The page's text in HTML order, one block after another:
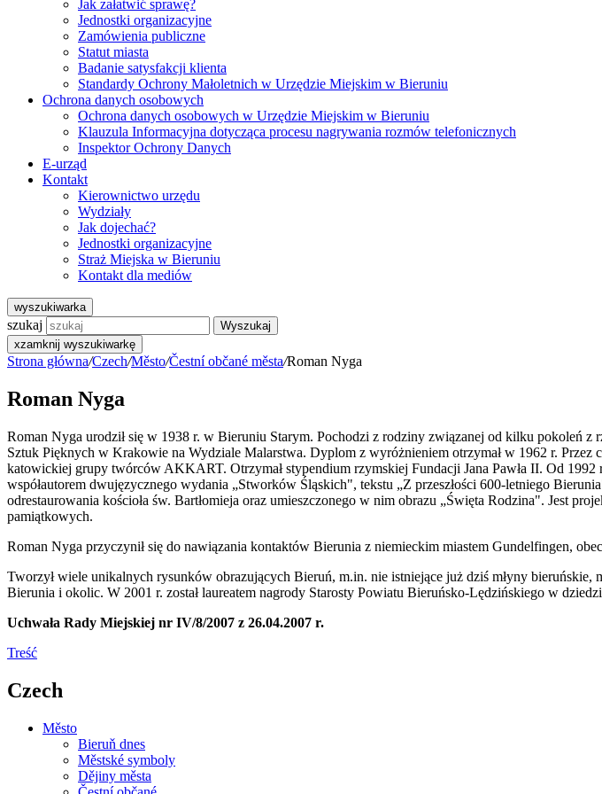
Jak załatwić sprawę?
Jednostki organizacyjne
Zamówienia publiczne
Statut miasta
Badanie satysfakcji klienta
Standardy Ochrony Małoletnich w Urzędzie Miejskim w Bieruniu
Ochrona danych osobowych
Ochrona danych osobowych w Urzędzie Miejskim w Bieruniu
Klauzula Informacyjna dotycząca procesu nagrywania rozmów telefonicznych
Inspektor Ochrony Danych
E-urząd
Kontakt
Kierownictwo urzędu
Wydziały
Jak dojechać?
Jednostki organizacyjne
Straż Miejska w Bieruniu
Kontakt dla mediów
wyszukiwarka
szukaj
Wyszukaj
xzamknij wyszukiwarkę
Strona główna/Czech/Město/Čestní občané města/Roman Nyga
Roman Nyga
Roman Nyga urodził się w 1938 r. w Bieruniu Starym. Pochodzi z rodziny związanej od kilku pokoleń z
Sztuk Pięknych w Krakowie na Wydziale Malarstwa. Dyplom z wyróżnieniem otrzymał w 1962 r. Przez
katowickiej grupy twórców AKKART. Otrzymał stypendium rzymskiej Fundacji Jana Pawła II. Od
współautorem dwujęzycznego wydania „Stworków Śląskich", tekstu „Z przeszłości 600-letniego
odrestaurowania kościoła św. Bartłomieja oraz umieszczonego w nim obrazu „Święta Rodzina". Jest
pamiątkowych.
Roman Nyga przyczynił się do nawiązania kontaktów Bierunia z niemieckim miastem Gundelfingen,
Tworzył wiele unikalnych rysunków obrazujących Bieruń, m.in. nie istniejące już dziś młyny
Bierunia i okolic. W 2001 r. został laureatem nagrody Starosty Powiatu Bieruńsko-Lędzińskiego w
Uchwała Rady Miejskiej nr IV/8/2007 z 26.04.2007 r.
Treść
Czech
Město
Bieruň dnes
Městské symboly
Dějiny města